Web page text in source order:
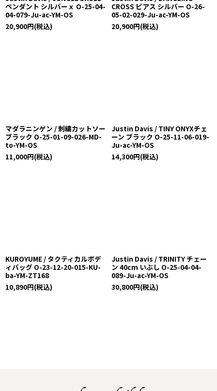
ペンダント シルバーｘ O-25-04-
04-079-Ju-ac-YM-OS
20,900円(税込)
CROSS ピアス シルバー O-26-
05-02-029-Ju-ac-YM-OS
20,900円(税込)
マダラニンゲン / 刺繍カットソー
ブラック O-25-01-09-026-MD-
to-YM-OS
11,000円(税込)
Justin Davis / TINY ONYXチェ
ーン ブラック O-25-11-06-019-
Ju-ac-YM-OS
14,300円(税込)
KUROYUME / タクティカルボデ
ィバッグ O-23-12-20-015-KU-
ba-YM-ZT168
10,890円(税込)
Justin Davis / TRINITY チェー
ン 40cm いぶし O-25-04-04-
089-Ju-ac-YM-OS
30,800円(税込)